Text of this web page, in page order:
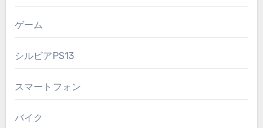
ゲーム
シルビアPS13
スマートフォン
バイク